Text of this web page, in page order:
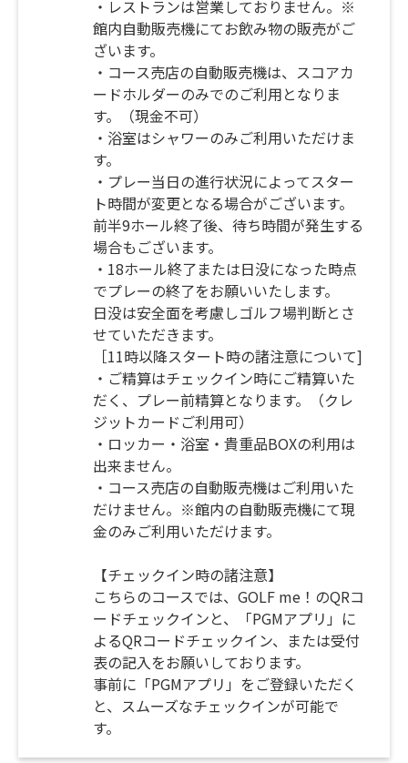
・レストランは営業しておりません。※
館内自動販売機にてお飲み物の販売がご
ざいます。
・コース売店の自動販売機は、スコアカ
ードホルダーのみでのご利用となりま
す。（現金不可）
・浴室はシャワーのみご利用いただけま
す。
・プレー当日の進行状況によってスター
ト時間が変更となる場合がございます。
前半9ホール終了後、待ち時間が発生する
場合もございます。
・18ホール終了または日没になった時点
でプレーの終了をお願いいたします。
日没は安全面を考慮しゴルフ場判断とさ
せていただきます。
［11時以降スタート時の諸注意について]
・ご精算はチェックイン時にご精算いた
だく、プレー前精算となります。（クレ
ジットカードご利用可）
・ロッカー・浴室・貴重品BOXの利用は
出来ません。
・コース売店の自動販売機はご利用いた
だけません。※館内の自動販売機にて現
金のみご利用いただけます。
【チェックイン時の諸注意】
こちらのコースでは、GOLF me！のQRコ
ードチェックインと、「PGMアプリ」に
よるQRコードチェックイン、または受付
表の記入をお願いしております。
事前に「PGMアプリ」をご登録いただく
と、スムーズなチェックインが可能で
す。